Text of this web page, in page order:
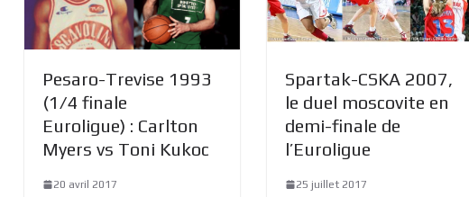
Pesaro-Trevise 1993
(1/4 finale
Euroligue) : Carlton
Myers vs Toni Kukoc
20 avril 2017
Spartak-CSKA 2007,
le duel moscovite en
demi-finale de
l’Euroligue
25 juillet 2017